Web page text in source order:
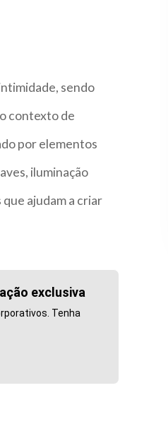
sendo
contexto de
por elementos
iluminação
ajudam a criar
exclusiva
Tenha